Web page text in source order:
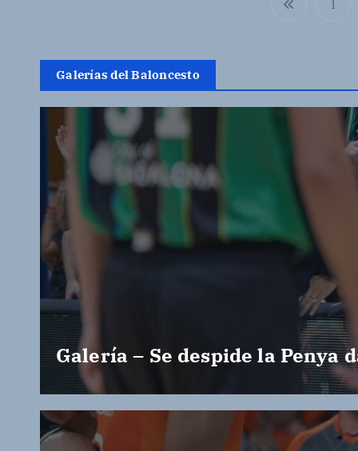
i
1
Galerías del Baloncesto
Galería – Se despide la Penya